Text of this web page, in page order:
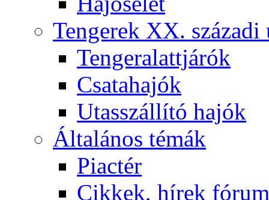
Tengerek XX. századi
Tengeralattjárók
Csatahajók
Utasszállító hajók
Általános témák
Piactér
Cikkek, hírek